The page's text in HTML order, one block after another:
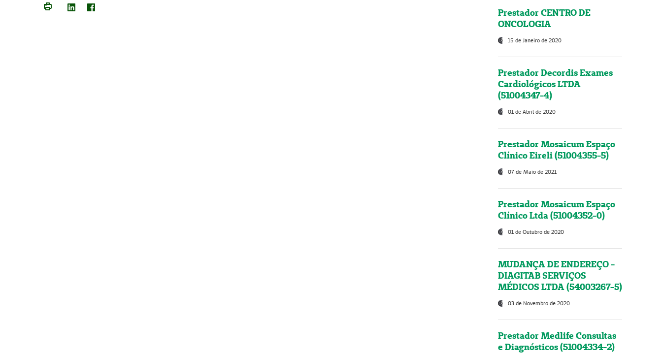
Prestador CENTRO DE
ONCOLOGIA
15 de Janeiro de 2020
Prestador Decordis Exames
Cardiológicos LTDA
(51004347-4)
01 de Abril de 2020
Prestador Mosaicum Espaço
Clínico Eireli (51004355-5)
07 de Maio de 2021
Prestador Mosaicum Espaço
Clínico Ltda (51004352-0)
01 de Outubro de 2020
MUDANÇA DE ENDEREÇO -
DIAGITAB SERVIÇOS
MÉDICOS LTDA (54003267-5)
03 de Novembro de 2020
Prestador Medlife Consultas
e Diagnósticos (51004334-2)